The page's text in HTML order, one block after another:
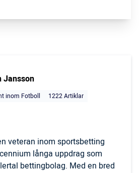
Jansson
inom Fotboll 1222 Artiklar
veteran inom sportsbetting
långa uppdrag som
bettingbolag. Med en bred